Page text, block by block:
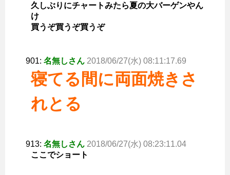
久しぶりにチャートみたら夏の大バーゲンやん
け
買うぞ買うぞ買うぞ
901: 名無しさん 2018/06/27(水) 08:11:17.69
寝てる間に両面焼きさ
れとる
913: 名無しさん 2018/06/27(水) 08:23:11.04
ここでショート